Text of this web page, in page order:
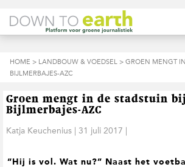
p
r
n
a
a
d
o
o
n
r
d
h
p
r
n
a
a
d
HOME > LANDBOUW & VOEDSEL > GROEN MENGT
BIJLMERBAJES-AZC
Groen mengt in de stadstuin
Bijlmerbajes-AZC
Katja Keuchenius | 31 juli 2017 |
“Hij is vol. Wat nu?” Naast het